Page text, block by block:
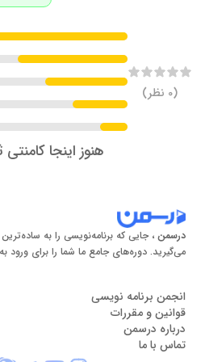
(
0 نظر)
هنوز اینجا
درسمن ، جایی که برنامه‌نویسی را به
می‌گیرید. دوره‌های جامع ما شما را برای ورود به
انجمن برنامه نویسی
قوانین و مقررات
درباره درسمن
تماس با ما